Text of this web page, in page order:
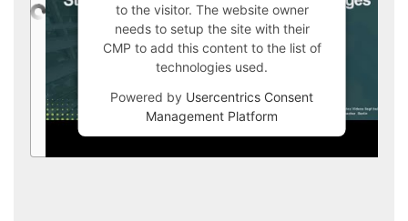
to the visitor. The website owner
needs to setup the site with their
CMP to add this content to the list of
technologies used.
Powered by Usercentrics Consent
Management Platform